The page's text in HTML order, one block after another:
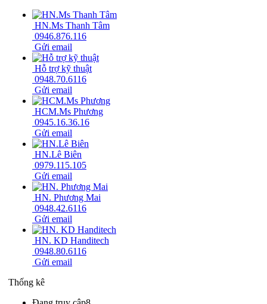
HN.Ms Thanh Tâm
0946.876.116
Gửi email
Hỗ trợ kỹ thuật
0948.70.6116
Gửi email
HCM.Ms Phương
0945.16.36.16
Gửi email
HN.Lê Biên
0979.115.105
Gửi email
HN. Phương Mai
0948.42.6116
Gửi email
HN. KD Handitech
0948.80.6116
Gửi email
Thống kê